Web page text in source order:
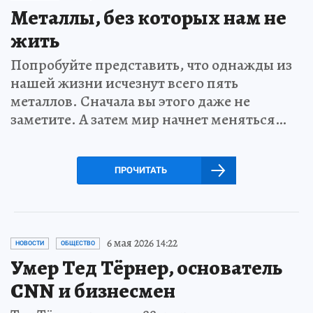
Металлы, без которых нам не
жить
Попробуйте представить, что однажды из
нашей жизни исчезнут всего пять
металлов. Сначала вы этого даже не
заметите. А затем мир начнет меняться…
ПРОЧИТАТЬ
НОВОСТИ ОБЩЕСТВО 6 мая 2026 14:22
Умер Тед Тёрнер, основатель
CNN и бизнесмен